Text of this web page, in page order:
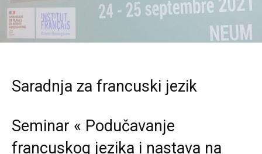
Saradnja za francuski jezik
Seminar « Podučavanje
francuskog jezika i nastava na